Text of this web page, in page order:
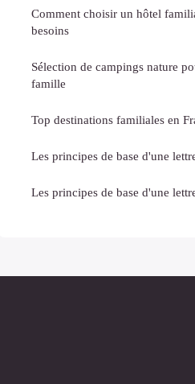
Comment choisir un hôtel
besoins
Sélection de campings nature
famille
Top destinations familiales en
Les principes de base d'une
Les principes de base d'une